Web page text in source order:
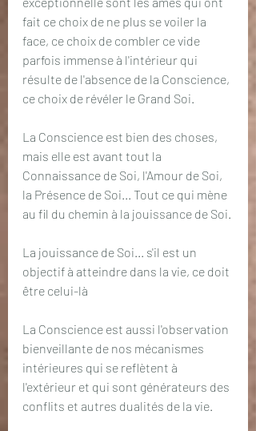
fait ce choix de ne plus se voiler la
face, ce choix de combler ce vide
parfois immense à l'intérieur qui
résulte de l'absence de la Conscience,
ce choix de révéler le Grand Soi.
La Conscience est bien des choses,
mais elle est avant tout la
Connaissance de Soi, l'Amour de Soi,
la Présence de Soi... Tout ce qui mène
au fil du chemin à la jouissance de Soi.
La jouissance de Soi... s'il est un
objectif à atteindre dans la vie, ce doit
être celui-là
La Conscience est aussi l'observation
bienveillante de nos mécanismes
intérieures qui se reflètent à
l'extérieur et qui sont générateurs des
conflits et autres dualités de la vie.